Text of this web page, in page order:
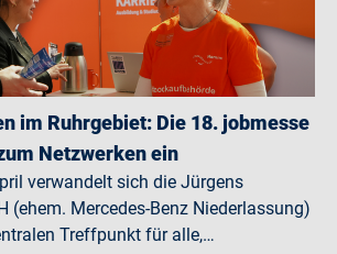
im Ruhrgebiet: Die 18. jobmesse
Netzwerken ein
verwandelt sich die Jürgens
(ehem. Mercedes-Benz Niederlassung)
Treffpunkt für alle,…